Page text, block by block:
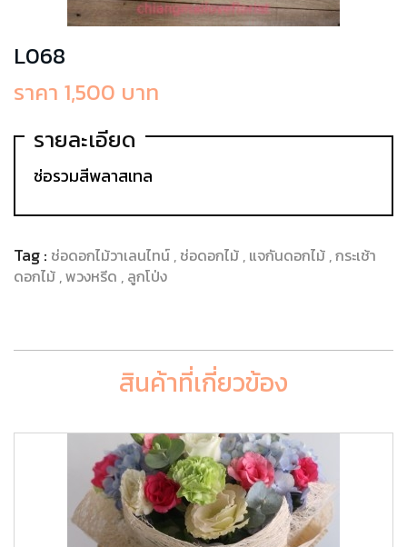
L068
ราคา 1,500 บาท
รายละเอียด
ช่อรวมสีพลาสเทล
Tag : ช่อดอกไม้วาเลนไทน์ ช่อดอกไม้ แจกันดอกไม้ กระเช้า
ดอกไม้ พวงหรีด ลูกโป่ง
สินค้าที่เกี่ยวข้อง